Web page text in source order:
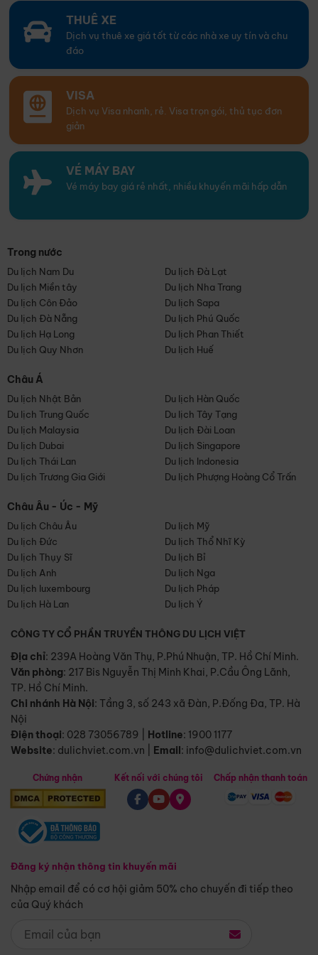
THUÊ XE
Dịch vụ thuê xe giá tốt từ các nhà xe uy tín và chu
đáo
VISA
Dịch vụ Visa nhanh, rẻ. Visa trọn gói, thủ tục đơn
giản
VÉ MÁY BAY
Vé máy bay giá rẻ nhất, nhiều khuyến mãi hấp dẫn
Trong nước
Du lịch Nam Du
Du lịch Đà Lạt
Du lịch Miền tây
Du lịch Nha Trang
Du lịch Côn Đảo
Du lịch Sapa
Du lịch Đà Nẵng
Du lịch Phú Quốc
Du lịch Hạ Long
Du lịch Phan Thiết
Du lịch Quy Nhơn
Du lịch Huế
Châu Á
Du lịch Nhật Bản
Du lịch Hàn Quốc
Du lịch Trung Quốc
Du lịch Tây Tạng
Du lịch Malaysia
Du lịch Đài Loan
Du lịch Dubai
Du lịch Singapore
Du lịch Thái Lan
Du lịch Indonesia
Du lịch Trương Gia Giới
Du lịch Phượng Hoàng Cổ Trấn
Châu Âu - Úc - Mỹ
Du lịch Châu Âu
Du lịch Mỹ
Du lịch Đức
Du lịch Thổ Nhĩ Kỳ
Du lịch Thụy Sĩ
Du lịch Bỉ
Du lịch Anh
Du lịch Nga
Du lịch luxembourg
Du lịch Pháp
Du lịch Hà Lan
Du lịch Ý
CÔNG TY CỔ PHẦN TRUYỀN THÔNG DU LỊCH VIỆT
Địa chỉ: 239A Hoàng Văn Thụ, P.Phú Nhuận, TP. Hồ Chí Minh.
Văn phòng: 217 Bis Nguyễn Thị Minh Khai, P.Cầu Ông Lãnh,
TP. Hồ Chí Minh.
Chi nhánh Hà Nội: Tầng 3, số 243 xã Đàn, P.Đống Đa, TP. Hà
Nội
Điện thoại: 028 73056789 Hotline: 1900 1177
Website: dulichviet.com.vn Email: info@dulichviet.com.vn
Chứng nhận
Đăng ký nhận thông tin khuyến mãi
Nhập email để có cơ hội giảm 50% cho chuyến đi tiếp theo
của Quý khách
Kết nối với chúng tôi Chấp nhận thanh toán